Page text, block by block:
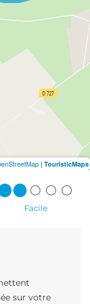
Facile
sur votre
| TouristicMaps